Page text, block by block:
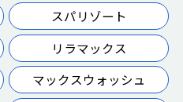
スパリゾート
リラマックス
マックスウォッシュ